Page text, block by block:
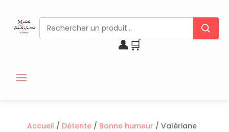
👤 🛒
Accueil / Détente/ Bonne humeur / Valériane